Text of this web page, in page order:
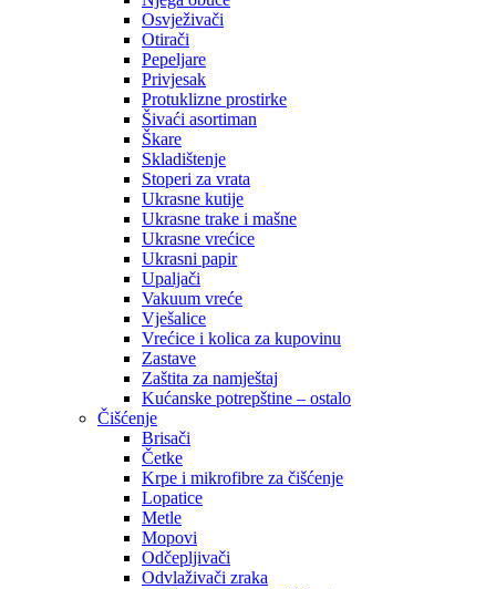
Osvježivači
Otirači
Pepeljare
Privjesak
Protuklizne prostirke
Šivaći asortiman
Škare
Skladištenje
Stoperi za vrata
Ukrasne kutije
Ukrasne trake i mašne
Ukrasne vrećice
Ukrasni papir
Upaljači
Vakuum vreće
Vješalice
Vrećice i kolica za kupovinu
Zastave
Zaštita za namještaj
Kućanske potrepštine – ostalo
Čišćenje
Brisači
Četke
Krpe i mikrofibre za čišćenje
Lopatice
Metle
Mopovi
Odčepljivači
Odvlaživači zraka